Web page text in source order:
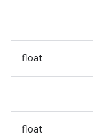
float
float